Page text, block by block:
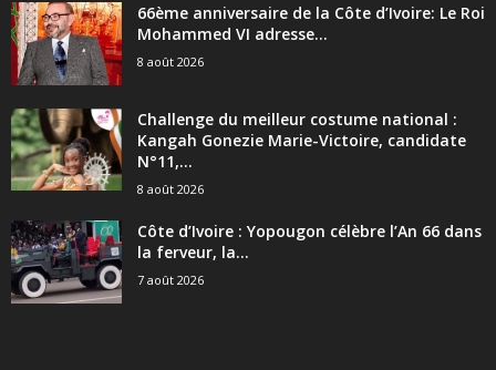
66ème anniversaire de la Côte d’Ivoire: Le Roi
Mohammed VI adresse...
8 août 2026
Challenge du meilleur costume national :
Kangah Gonezie Marie-Victoire, candidate
N°11,...
8 août 2026
Côte d’Ivoire : Yopougon célèbre l’An 66 dans
la ferveur, la...
7 août 2026